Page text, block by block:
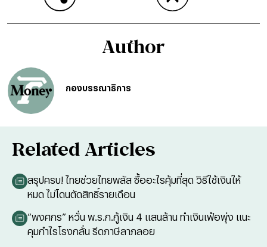
Author
กองบรรณาธิการ
Related Articles
สรุปครบ! ไทยช่วยไทยพลัส ซื้ออะไรคุ้มที่สุด วิธีใช้เงินให้
หมด ไม่โดนตัดสิทธิ์รายเดือน
“พงศกร” หวั่น พ.ร.ก.กู้เงิน 4 แสนล้าน ทำเงินเฟ้อพุ่ง แนะ
คุมกำไรโรงกลั่น รีดภาษีลาภลอย